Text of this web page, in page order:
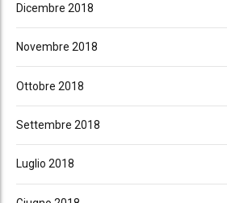
Dicembre 2018
Novembre 2018
Ottobre 2018
Settembre 2018
Luglio 2018